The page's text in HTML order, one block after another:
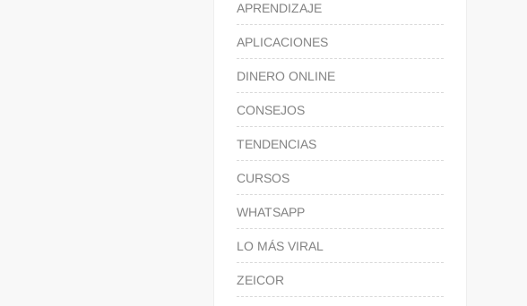
APRENDIZAJE
APLICACIONES
DINERO ONLINE
CONSEJOS
TENDENCIAS
CURSOS
WHATSAPP
LO MÁS VIRAL
ZEICOR